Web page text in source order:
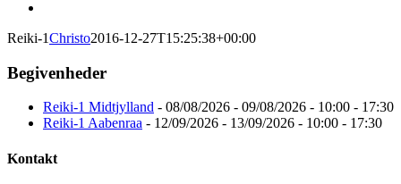
Reiki-1Christo2016-12-27T15:25:38+00:00
Begivenheder
Reiki-1 Midtjylland - 08/08/2026 - 09/08/2026 - 10:00 - 17:30
Reiki-1 Aabenraa - 12/09/2026 - 13/09/2026 - 10:00 - 17:30
Kontakt